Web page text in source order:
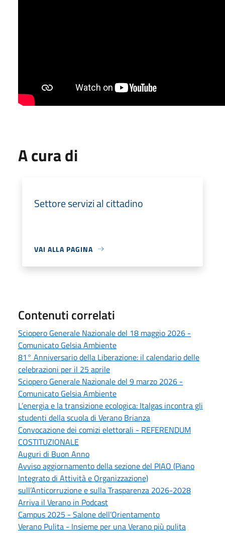
A cura di
Settore servizi al cittadino
VAI ALLA PAGINA
Contenuti correlati
Sciopero Generale Nazionale del 18 maggio 2026 -
Comunicato Gelsia Ambiente
81° Anniversario della Liberazione: il calendario delle
celebrazioni per il 25 aprile
Sciopero Generale Nazionale del 9 marzo 2026 -
Comunicato Gelsia Ambiente
L’energia e la transizione ecologica: Italgas incontra gli
studenti della scuola di Verano Brianza
Convocazione dei comizi elettorali - REFERENDUM
COSTITUZIONALE
Auguri di Buon Anno
Avviso aggiornamento della sezione del PIAO (Piano
Integrato di Attività e Organizzazione)
sull’Anticorruzione e sulla Trasparenza 2026-2028
Arriva il Verano in Podcast
Campus 2025 - Salone dell’Orientamento
Verano Pulita - Insieme per una Verano più pulita